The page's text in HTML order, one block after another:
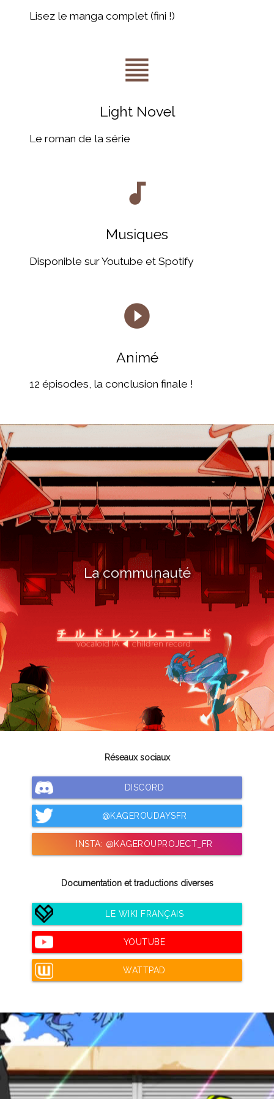
Lisez le manga complet (fini !)
format_align_justify
Light Novel
Le roman de la série
audiotrack
Musiques
Disponible sur Youtube et Spotify
play_circle_filled
Animé
12 épisodes, la conclusion finale !
La communauté
Réseaux sociaux
DISCORD
@KAGEROUDAYSFR
INSTA: @KAGEROUPROJECT_FR
Documentation et traductions diverses
LE WIKI FRANÇAIS
YOUTUBE
WATTPAD